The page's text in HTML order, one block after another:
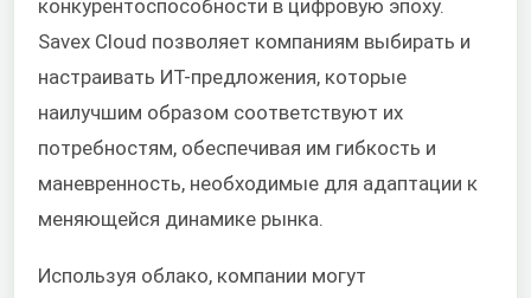
конкурентоспособности в цифровую эпоху.
Savex Cloud позволяет компаниям выбирать и
настраивать ИТ-предложения, которые
наилучшим образом соответствуют их
потребностям, обеспечивая им гибкость и
маневренность, необходимые для адаптации к
меняющейся динамике рынка.
Используя облако, компании могут